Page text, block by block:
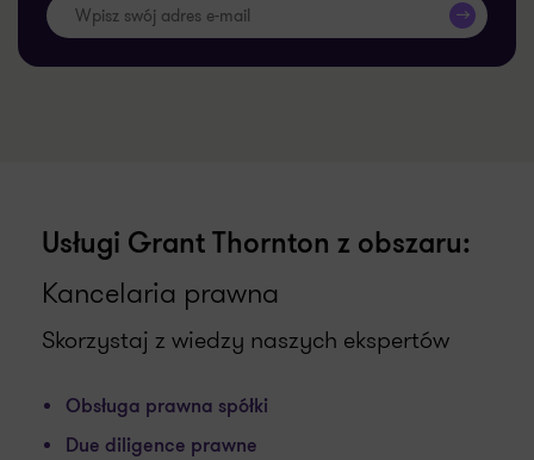
>>
Usługi Grant Thornton z obszaru:
Kancelaria prawna
Skorzystaj z wiedzy naszych ekspertów
Obsługa prawna spółki
Due diligence prawne